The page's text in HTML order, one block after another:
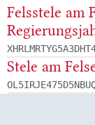
Felsstele am
Stele am